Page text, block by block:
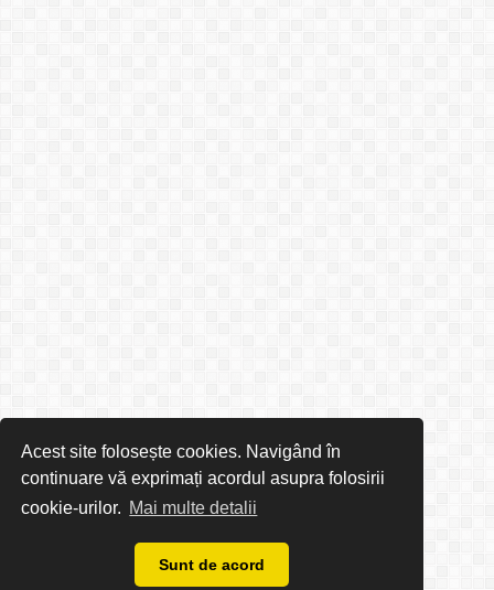
Acest site folosește cookies. Navigând în
continuare vă exprimați acordul asupra folosirii
cookie-urilor. Mai multe detalii
Sunt de acord